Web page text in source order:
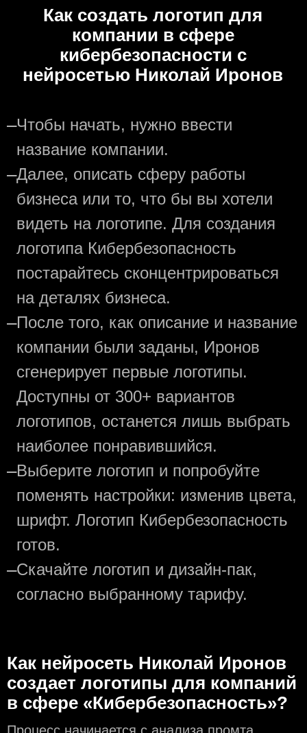
Как создать логотип для
компании в сфере
кибербезопасности с
нейросетью Николай Иронов
—Чтобы начать, нужно ввести
название компании.
—Далее, описать сферу работы
бизнеса или то, что бы вы хотели
видеть на логотипе. Для создания
логотипа Кибербезопасность
постарайтесь сконцентрироваться
на деталях бизнеса.
—После того, как описание и название
компании были заданы, Иронов
сгенерирует первые логотипы.
Доступны от 300+ вариантов
логотипов, останется лишь выбрать
наиболее понравившийся.
—Выберите логотип и попробуйте
поменять настройки: изменив цвета,
шрифт. Логотип Кибербезопасность
готов.
—Скачайте логотип и дизайн-пак,
согласно выбранному тарифу.
Как нейросеть Николай Иронов
создаeт логотипы для компаний
в сфере «Кибербезопасность»?